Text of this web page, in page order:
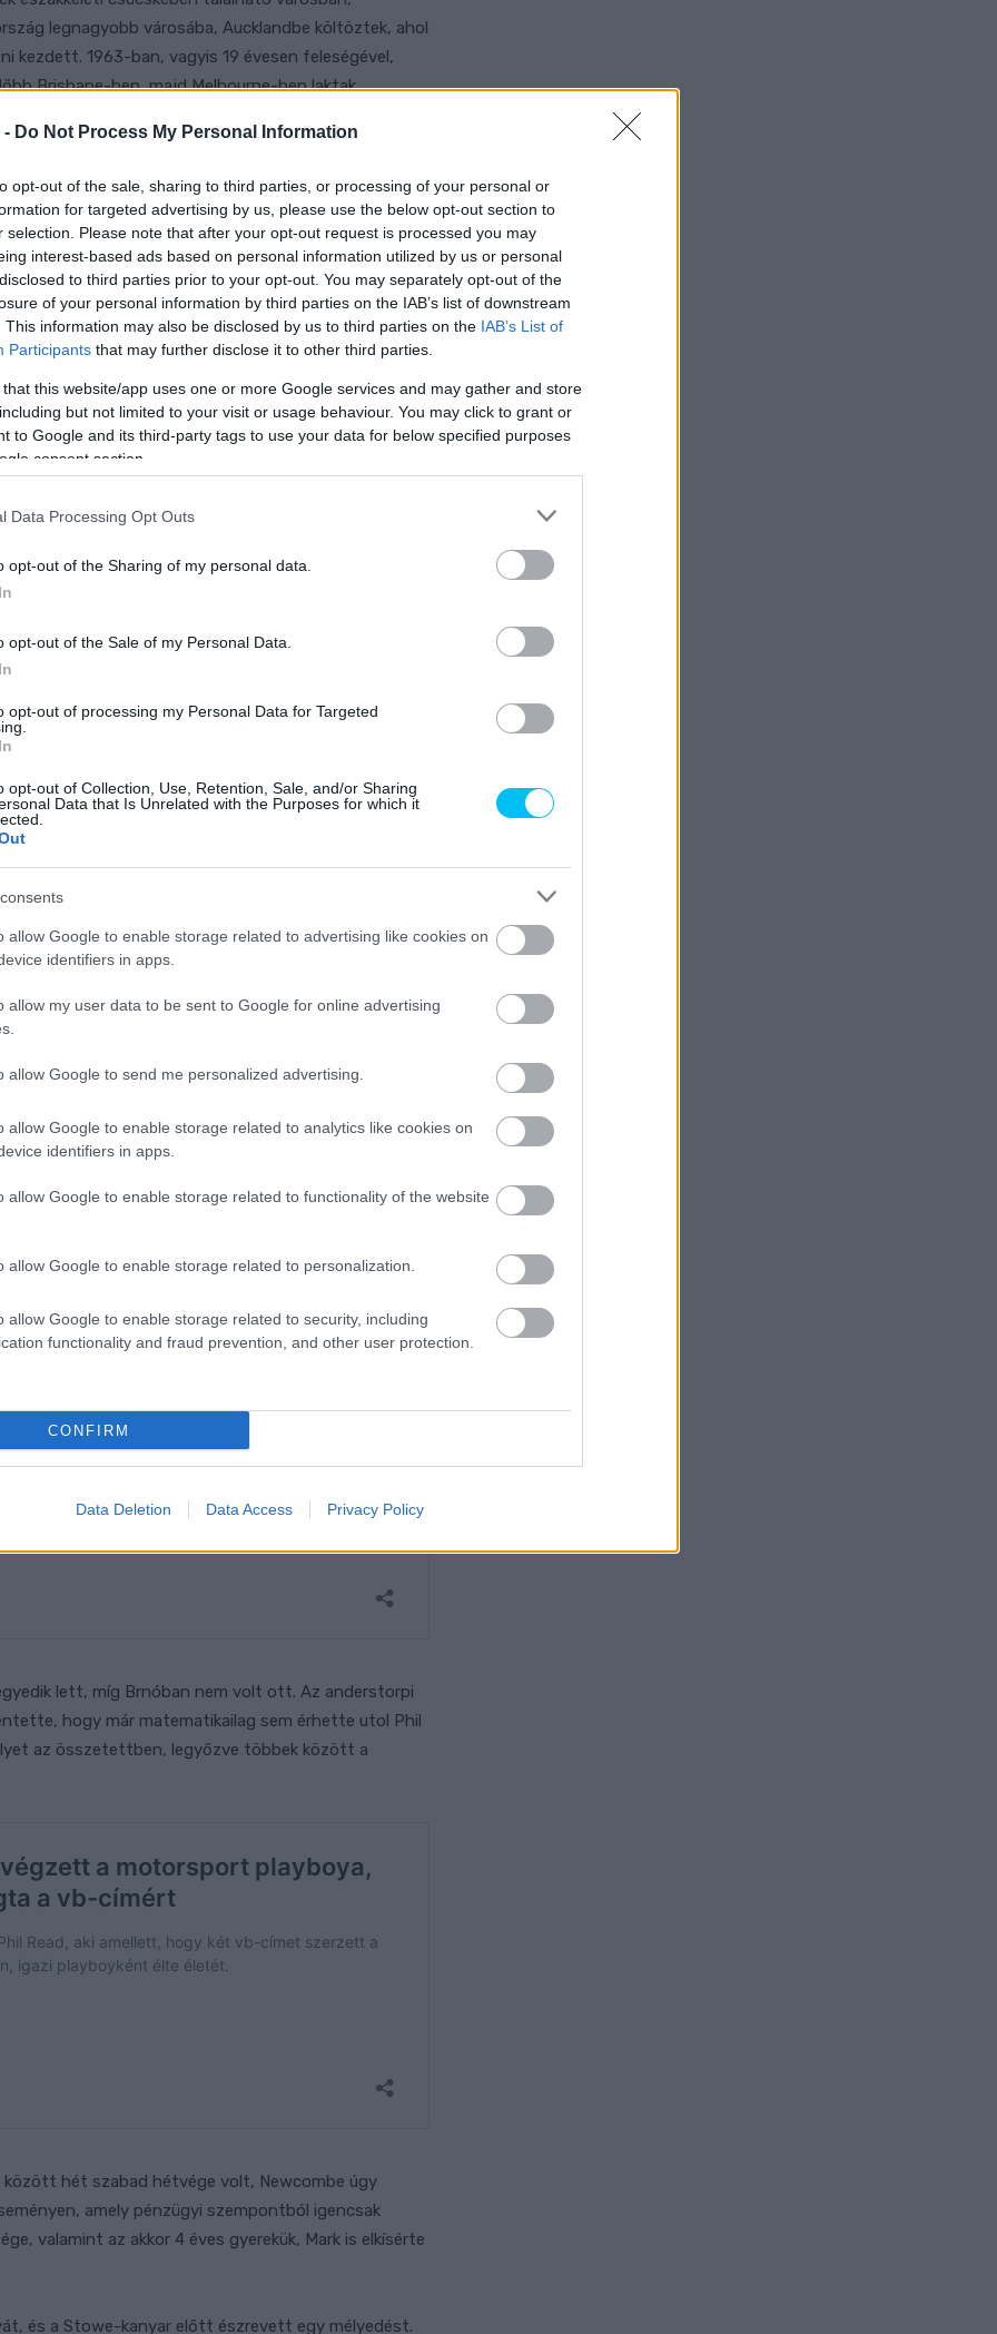
- Do Not Process My Personal Information
opt-out of the sale, sharing to third parties, or processing of your personal or
for targeted advertising by us, please use the below opt-out section to
selection. Please note that after your opt-out request is processed you may
interest-based ads based on personal information utilized by us or personal
to third parties prior to your opt-out. You may separately opt-out of the
of your personal information by third parties on the IAB’s list of downstream
This information may also be disclosed by us to third parties on the IAB’s List of
Participants that may further disclose it to other third parties.
that this website/app uses one or more Google services and may gather and store
but not limited to your visit or usage behaviour. You may click to grant or
to Google and its third-party tags to use your data for below specified purposes
consent section.
Data Processing Opt Outs
opt-out of the Sharing of my personal data.
opt-out of the Sale of my Personal Data.
opt-out of processing my Personal Data for Targeted
opt-out of Collection, Use, Retention, Sale, and/or Sharing
Data that Is Unrelated with the Purposes for which it
allow Google to enable storage related to advertising like cookies on
identifiers in apps.
allow my user data to be sent to Google for online advertising
allow Google to send me personalized advertising.
allow Google to enable storage related to analytics like cookies on
identifiers in apps.
allow Google to enable storage related to functionality of the website
allow Google to enable storage related to personalization.
allow Google to enable storage related to security, including
functionality and fraud prevention, and other user protection.
CONFIRM
Data Deletion Data Access Privacy Policy
legnagyobb városába, Aucklandbe költöztek, ahol
kezdett. 1963-ban, vagyis 19 évesen feleségével,
Brisbane-ben, majd Melbourne-ben laktak.
hogy Európába, azon belül is Nyugat-
fejlesztőmérnökként, és honfitársával, John Dodds-
a nyugatnémet tervező motorblokkját
pilóta részt is vehetett első versenyén az öreg
tudott az 500 köbcentiméteres kategóriában. Mindezt
lényegében a későbbi König elődjének tekinthető.
HIS KONIG……
részt a projektben, melynek során egy soros
dolgoztak. A König mint márka az 1970-es asseni
aztán szintén lehetőséget kapott, hiszen miután
ki.
licencet, így az 1972-es Nyugatnémet Nagydíjon
köbcentiméteres kategóriájában. Bemutatkozása
meg a kategóriát akkoriban uraló gyári MV
részben ő fejlesztett, épített és tartott karban.
Sachsenringen szintén harmadikként ért célba.
jelentett az MV Agustákra, ami a Honda 1967-es
versenyképesnek bizonyult, elsősorban a jó
is akadtak vele. A váltóval és a kuplunggal
kellett a következő idényre.
Nagydíjon ötödik lett, majd a Salzburgringen
viadalt és a Man-szigeti TT-t kihagyta (a
Pasolini tragédiája miatt törölték a legmagasabb
A König versenyzője több mint 1 perces előnnyel
futamgyőzelmét a királykategóriában.
lett, míg Brnóban nem volt ott. Az anderstorpi
hogy már matematikailag sem érhette utol Phil
az összetettben, legyőzve többek között a
között hét szabad hétvége volt, Newcombe úgy
amely pénzügyi szempontból igencsak
valamint az akkor 4 éves gyerekük, Mark is elkísérte
és a Stowe-kanyar előtt észrevett egy mélyedést.